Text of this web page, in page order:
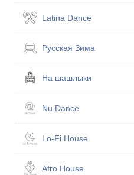
Latina Dance
Русская Зима
На шашлыки
Nu Dance
Lo-Fi House
Afro House